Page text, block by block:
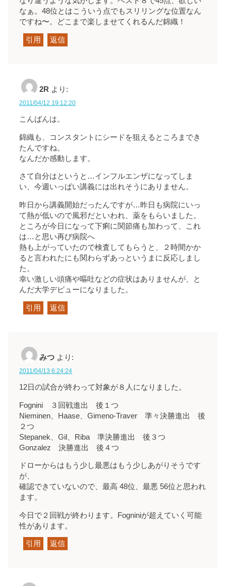
なぁ。48位とはこういう点でもスリリングな位置なん
ですね〜。どこまで楽しませてくれるんだ錦織！
引用 返信
2R より:
2011/04/12 19:12:20
こんばんは。
錦織も、コンスタントにシードを狙えるところまでき
たんですね。
なんだか感動します。
さて自分はというと…インフルエンザになってしま
い、今週いっぱい講義には出れそうにありません。
昨日から講義開始だったんですが…昨日も病院にいっ
て熱が低いので風邪だといわれ、薬をもらいました。
ところが今日になって下痢に関節痛も加わって、これ
は…と思い再び病院へ
熱も上がっていたので検査してもらうと、２時間かか
ると言われたにも関わらずあっというまに反応しまし
た。
幸い激しい頭痛や嘔吐などの症状はありませんが、と
んだ大学デビューになりました。
引用 返信
みつ より:
2011/04/13 6:24:24
12日の試合が終わって対象が８人になりました。
Fognini ３回戦進出 後１つ
Nieminen、Haase、Gimeno-Traver 準々決勝進出 後
２つ
Stepanek、Gil、Riba 準決勝進出 後３つ
Gonzalez 決勝進出 後４つ
ドローからはもう少し最悪はもう少しあがりそうです
が、
確認できていないので、最高 48位、最悪 56位と思われ
ます。
今日で２回戦が終わります。Fogniniが超えていく可能
性があります。
引用 返信